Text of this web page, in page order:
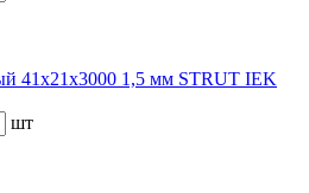
41х21х3000 1,5 мм STRUT IEK
шт